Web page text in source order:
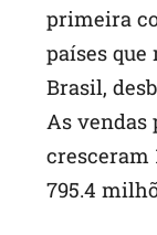
primeira
países
Brasil,
As vendas
cresceram
795.4